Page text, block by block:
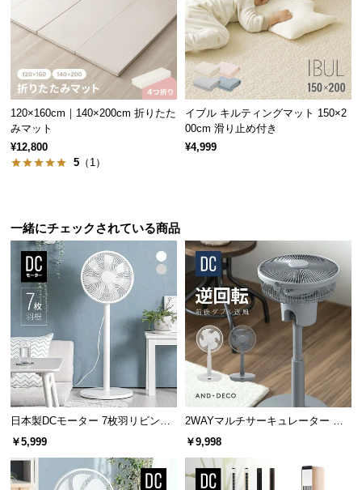
い
保
証
に
つ
い
会
員
規
約
に
つ
い
て
サ
ポ
120×160cm｜140×200cm 折りたた
みマット
¥12,800
5 （1）
イブル キルティングマット 150×2
00cm 滑り止め付き
¥4,999
一緒にチェックされている商品
日本製DCモーター 7枚羽リビング
ファン 12段階風量 高さ調節可能
￥5,999
2WAYマルチサーキュレーター 前
後ダブル送風
￥9,998